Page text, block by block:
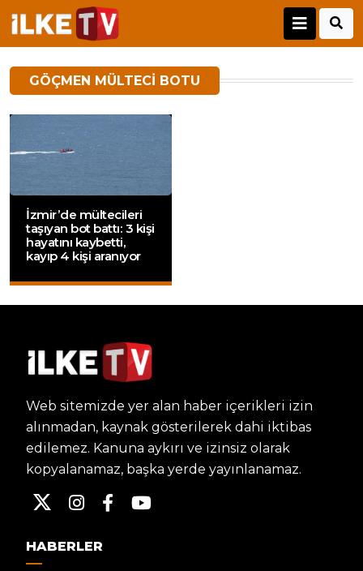
GÖÇMEN MÜLTECI BOTU
İzmir’de mültecileri
taşıyan bot battı: 3 kişi
hayatını kaybetti,
kayıp 4 kişi aranıyor
Web sitemizde yer alan haber içerikleri izin
alınmadan, kaynak gösterilerek dahi iktibas
edilemez. Kanuna aykırı ve izinsiz olarak
kopyalanamaz, başka yerde yayınlanamaz.
HABERLER